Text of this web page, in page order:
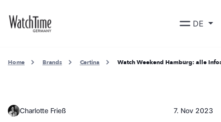
DE
Home Brands Certina Watch Weekend Hamburg: alle
Charlotte Frieß 7. Nov 2023